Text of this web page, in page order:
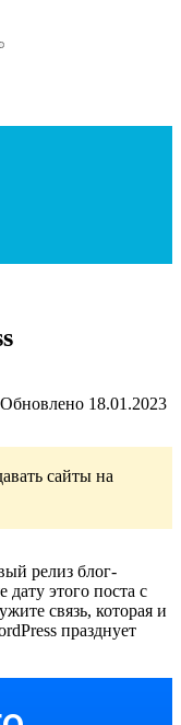
Обновлено 18.01.2023
сайты на
релиз блог-
этого поста с
связь, которая и
празднует